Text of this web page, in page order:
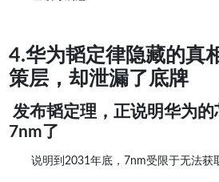
4.华为韬定律隐藏的真
策层，却泄漏了底牌
发布韬定理，正说明华为
7nm了
说明到2031年底，7nm受限于无法获